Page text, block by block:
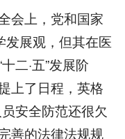
上，党和国家
发展观，但其在医
二·五”发展阶
上了日程，英格
安全防范还很欠
善的法律法规规